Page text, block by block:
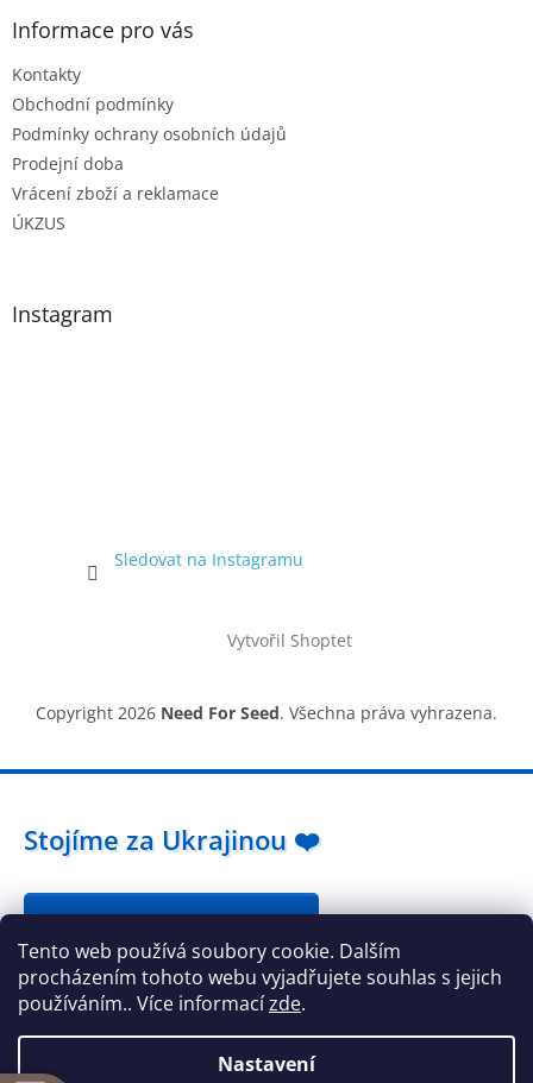
Tento web používá soubory cookie. Dalším
procházením tohoto webu vyjadřujete souhlas s jejich
používáním.. Více informacízde.
Nastavení
Informace pro vás
Kontakty
Obchodní podmínky
Podmínky ochrany osobních údajů
Prodejní doba
Vrácení zboží a reklamace
ÚKZUS
Instagram
Sledovat na Instagramu
Vytvořil Shoptet
Copyright 2026 Need For Seed. Všechna práva vyhrazena.
Stojíme za Ukrajinou ❤️